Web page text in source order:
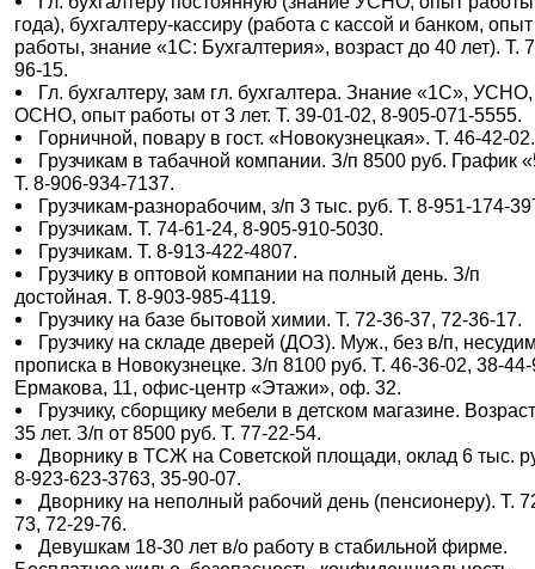
года), бухгалтеру-кассиру (работа с кассой и банком, опыт
работы, знание «1С: Бухгалтерия», возраст до 40 лет). Т.
96-15.
Гл. бухгалтеру, зам гл. бухгалтера. Знание «1С», УСНО,
ОСНО, опыт работы от 3 лет. Т. 39-01-02, 8-905-071-5555.
Горничной, повару в гост. «Новокузнецкая». Т. 46-42-02.
Грузчикам в табачной компании. З/п 8500 руб. График
Т. 8-906-934-7137.
Грузчикам-разнорабочим, з/п 3 тыс. руб. Т. 8-951-174-
Грузчикам. Т. 74-61-24, 8-905-910-5030.
Грузчикам. Т. 8-913-422-4807.
Грузчику в оптовой компании на полный день. З/п
достойная. Т. 8-903-985-4119.
Грузчику на базе бытовой химии. Т. 72-36-37, 72-36-17.
Грузчику на складе дверей (ДОЗ). Муж., без в/п,
прописка в Новокузнецке. З/п 8100 руб. Т. 46-36-02, 38-
Ермакова, 11, офис-центр «Этажи», оф. 32.
Грузчику, сборщику мебели в детском магазине.
35 лет. З/п от 8500 руб. Т. 77-22-54.
Дворнику в ТСЖ на Советской площади, оклад 6 тыс.
8-923-623-3763, 35-90-07.
Дворнику на неполный рабочий день (пенсионеру). Т.
73, 72-29-76.
Девушкам 18-30 лет в/о работу в стабильной фирме.